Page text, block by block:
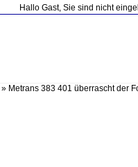
Hallo Gast, Sie sind nicht
» Metrans 383 401 überrascht der